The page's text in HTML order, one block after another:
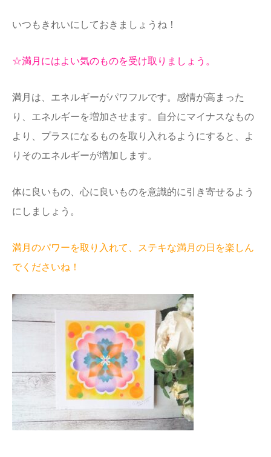
いつもきれいにしておきましょうね！
☆満月にはよい気のものを受け取りましょう。
満月は、エネルギーがパワフルです。感情が高まった
り、エネルギーを増加させます。自分にマイナスなもの
より、プラスになるものを取り入れるようにすると、よ
りそのエネルギーが増加します。
体に良いもの、心に良いものを意識的に引き寄せるよう
にしましょう。
満月のパワーを取り入れて、ステキな満月の日を楽しん
でくださいね！